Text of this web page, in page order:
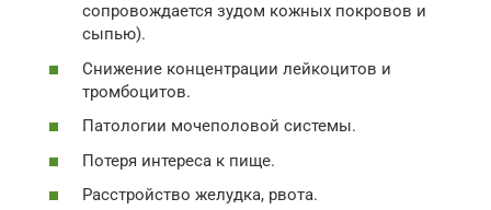
сопровождается зудом кожных покровов и
сыпью).
Снижение концентрации лейкоцитов и
тромбоцитов.
Патологии мочеполовой системы.
Потеря интереса к пище.
Расстройство желудка, рвота.